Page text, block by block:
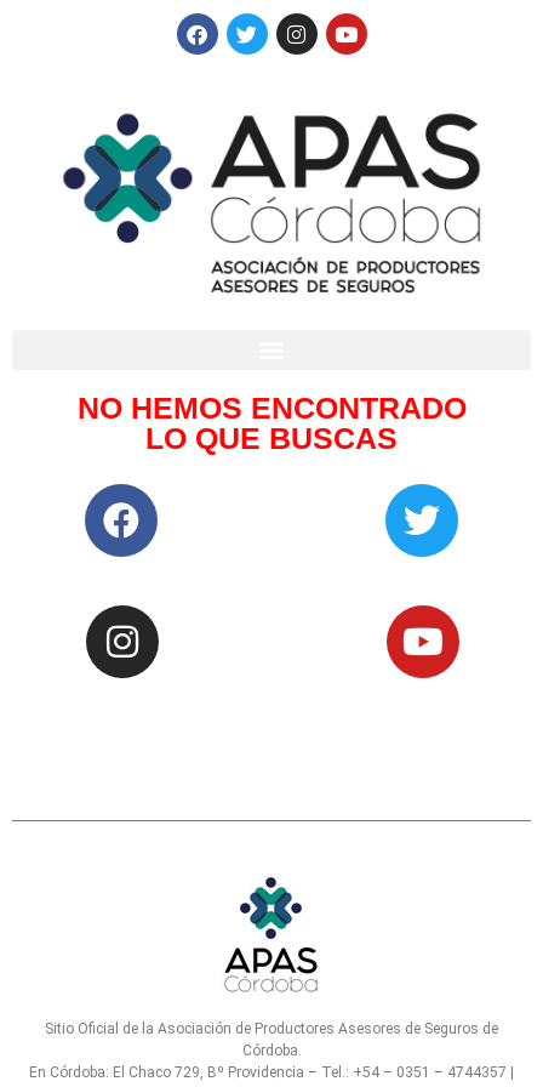
NO HEMOS ENCONTRADO
LO QUE BUSCAS
Sitio Oficial de la Asociación de Productores Asesores de Seguros de
Córdoba.
En Córdoba: El Chaco 729, Bº Providencia – Tel.: +54 – 0351 – 4744357 |